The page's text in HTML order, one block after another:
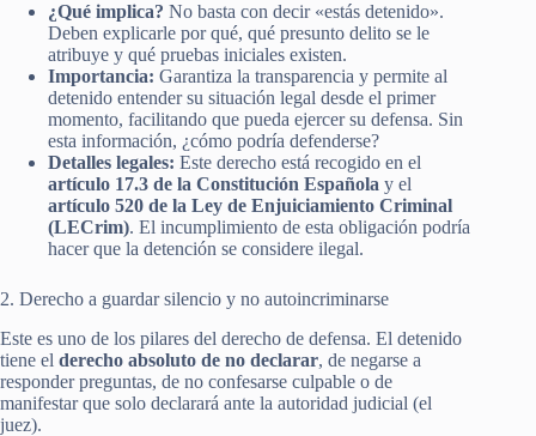
¿Qué implica? No basta con decir «estás detenido».
Deben explicarle por qué, qué presunto delito se le
atribuye y qué pruebas iniciales existen.
Importancia: Garantiza la transparencia y permite al
detenido entender su situación legal desde el primer
momento, facilitando que pueda ejercer su defensa. Sin
esta información, ¿cómo podría defenderse?
Detalles legales: Este derecho está recogido en el
artículo 17.3 de la Constitución Española y el
artículo 520 de la Ley de Enjuiciamiento Criminal
(LECrim). El incumplimiento de esta obligación podría
hacer que la detención se considere ilegal.
2. Derecho a guardar silencio y no autoincriminarse
Este es uno de los pilares del derecho de defensa. El detenido
tiene el derecho absoluto de no declarar, de negarse a
responder preguntas, de no confesarse culpable o de
manifestar que solo declarará ante la autoridad judicial (el
juez).